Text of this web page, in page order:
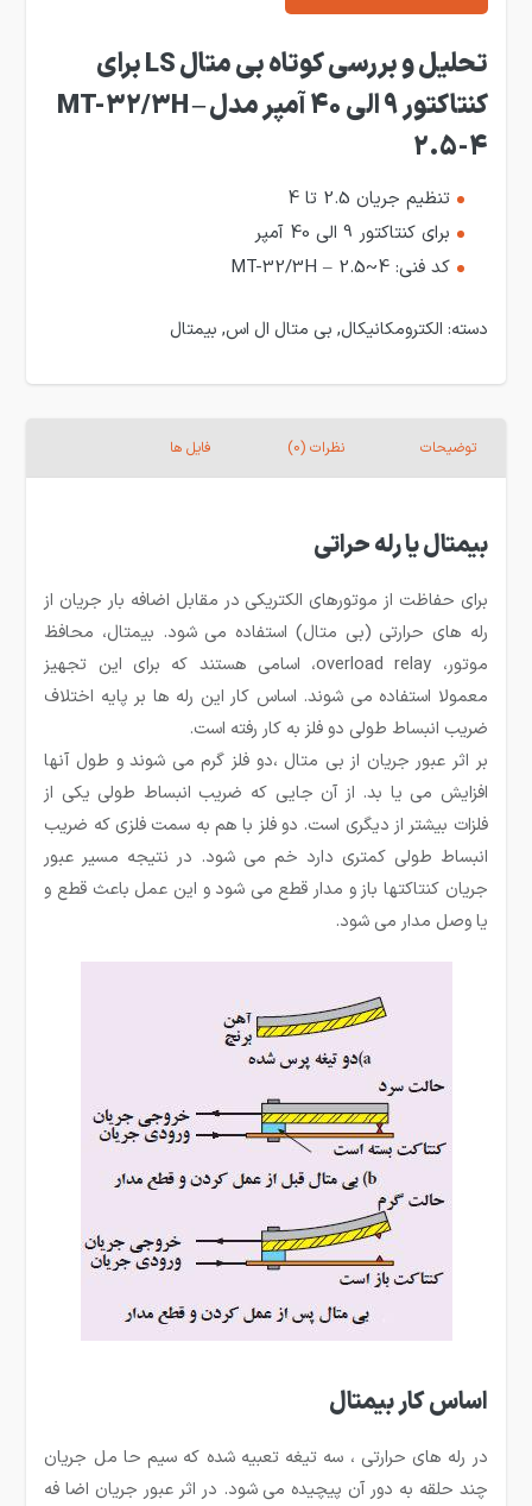
تحلیل و بررسی کوتاه بی متال LS برای
کنتاکتور 9 الی 40 آمپر مدل MT-32/3H –
2.5-4
تنظیم جریان 2.5 تا 4
برای کنتاکتور 9 الی 40 آمپر
کد فنی: MT-32/3H – 2.5~4
دسته: الکترومکانیکال, بی متال ال اس, بیمتال
توضیحات نظرات (0) فایل ها
بیمتال یا رله حراتی
برای حفاظت از موتورهای الکتریکی در مقابل اضافه بار جریان از
رله های حرارتی (بی متال) استفاده می شود. بیمتال، محافظ
موتور، overload relay، اسامی هستند که برای این تجهیز
معمولا استفاده می شوند. اساس کار این رله ها بر پایه اختلاف
ضریب انبساط طولی دو فلز به کار رفته است.
بر اثر عبور جریان از بی متال ،دو فلز گرم می شوند و طول آنها
افزایش می یا بد. از آن جایی که ضریب انبساط طولی یکی از
فلزات بیشتر از دیگری است. دو فلز با هم به سمت فلزی که ضریب
انبساط طولی کمتری دارد خم می شود. در نتیجه مسیر عبور
جریان کنتاکتها باز و مدار قطع می شود و این عمل باعث قطع و
یا وصل مدار می شود.
اساس کار بیمتال
در رله های حرارتی ، سه تیغه تعبیه شده که سیم حا مل جریان
چند حلقه به دور آن پیچیده می شود. در اثر عبور جریان اضا فه